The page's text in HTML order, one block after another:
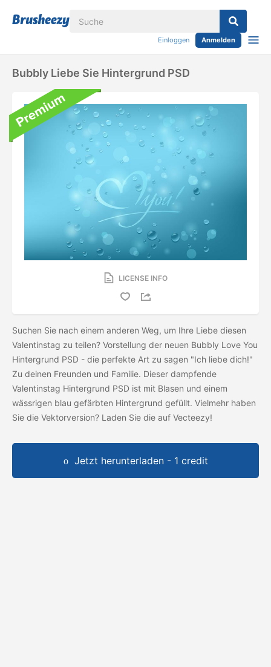
Einloggen Anmelden
Bubbly Liebe Sie Hintergrund PSD
LICENSE INFO
Suchen Sie nach einem anderen Weg, um Ihre Liebe diesen
Valentinstag zu teilen? Vorstellung der neuen Bubbly Love You
Hintergrund PSD - die perfekte Art zu sagen "Ich liebe dich!"
Zu deinen Freunden und Familie. Dieser dampfende
Valentinstag Hintergrund PSD ist mit Blasen und einem
wässrigen blau gefärbten Hintergrund gefüllt. Vielmehr haben
Sie die Vektorversion? Laden Sie die auf Vecteezy!
Jetzt herunterladen - 1 credit